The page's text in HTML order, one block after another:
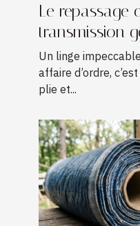
Le repassage
transmission
Un linge
affaire d’ordre,
plie et...